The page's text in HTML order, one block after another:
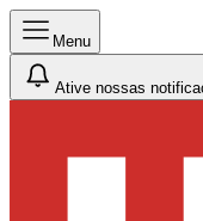
Menu
Ative nossas